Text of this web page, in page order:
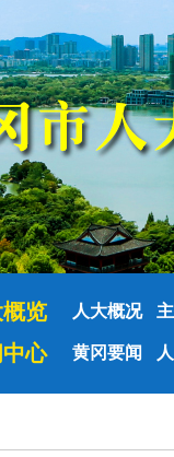
概览 人大概况
心 黄冈要闻